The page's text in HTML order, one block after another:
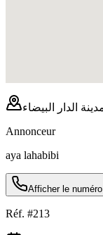
Annonceur
aya lahabibi
Afficher le numéro
Réf. #213